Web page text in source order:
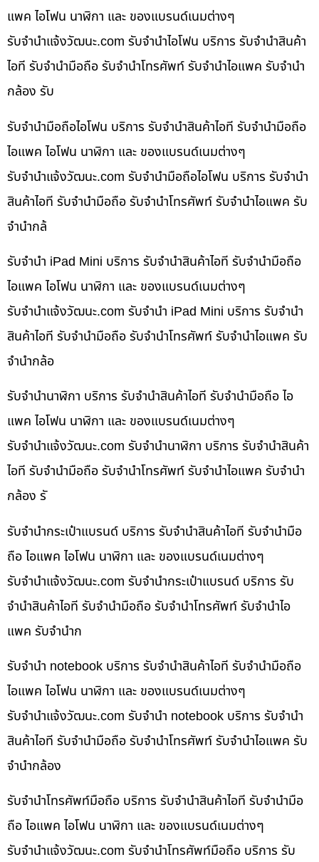
แพค ไอโฟน นาฬิกา และ ของแบรนด์เนมต่างๆ
รับจํานําแจ้งวัฒนะ.com รับจำนำไอโฟน บริการ รับจำนำสินค้า
ไอที รับจำนำมือถือ รับจำนำโทรศัพท์ รับจำนำไอแพค รับจำนำ
กล้อง รับ
รับจำนำมือถือไอโฟน บริการ รับจำนำสินค้าไอที รับจำนำมือถือ
ไอแพค ไอโฟน นาฬิกา และ ของแบรนด์เนมต่างๆ
รับจํานําแจ้งวัฒนะ.com รับจำนำมือถือไอโฟน บริการ รับจำนำ
สินค้าไอที รับจำนำมือถือ รับจำนำโทรศัพท์ รับจำนำไอแพค รับ
จำนำกล้
รับจำนำ iPad Mini บริการ รับจำนำสินค้าไอที รับจำนำมือถือ
ไอแพค ไอโฟน นาฬิกา และ ของแบรนด์เนมต่างๆ
รับจํานําแจ้งวัฒนะ.com รับจำนำ iPad Mini บริการ รับจำนำ
สินค้าไอที รับจำนำมือถือ รับจำนำโทรศัพท์ รับจำนำไอแพค รับ
จำนำกล้อ
รับจำนำนาฬิกา บริการ รับจำนำสินค้าไอที รับจำนำมือถือ ไอ
แพค ไอโฟน นาฬิกา และ ของแบรนด์เนมต่างๆ
รับจํานําแจ้งวัฒนะ.com รับจำนำนาฬิกา บริการ รับจำนำสินค้า
ไอที รับจำนำมือถือ รับจำนำโทรศัพท์ รับจำนำไอแพค รับจำนำ
กล้อง รั
รับจำนำกระเป๋าแบรนด์ บริการ รับจำนำสินค้าไอที รับจำนำมือ
ถือ ไอแพค ไอโฟน นาฬิกา และ ของแบรนด์เนมต่างๆ
รับจํานําแจ้งวัฒนะ.com รับจำนำกระเป๋าแบรนด์ บริการ รับ
จำนำสินค้าไอที รับจำนำมือถือ รับจำนำโทรศัพท์ รับจำนำไอ
แพค รับจำนำก
รับจำนำ notebook บริการ รับจำนำสินค้าไอที รับจำนำมือถือ
ไอแพค ไอโฟน นาฬิกา และ ของแบรนด์เนมต่างๆ
รับจํานําแจ้งวัฒนะ.com รับจำนำ notebook บริการ รับจำนำ
สินค้าไอที รับจำนำมือถือ รับจำนำโทรศัพท์ รับจำนำไอแพค รับ
จำนำกล้อง
รับจำนำโทรศัพท์มือถือ บริการ รับจำนำสินค้าไอที รับจำนำมือ
ถือ ไอแพค ไอโฟน นาฬิกา และ ของแบรนด์เนมต่างๆ
รับจํานําแจ้งวัฒนะ.com รับจำนำโทรศัพท์มือถือ บริการ รับ